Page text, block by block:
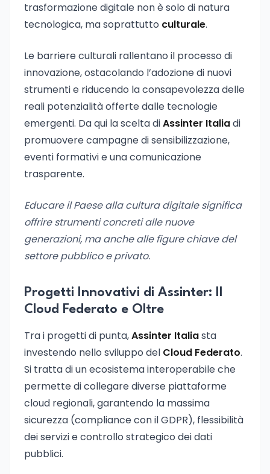
trasformazione digitale non è solo di natura
tecnologica, ma soprattutto culturale.
Le barriere culturali rallentano il processo di
innovazione, ostacolando l’adozione di nuovi
strumenti e riducendo la consapevolezza delle
reali potenzialità offerte dalle tecnologie
emergenti. Da qui la scelta diAssinter Italiadi
promuovere campagne di sensibilizzazione,
eventi formativi e una comunicazione
trasparente.
Educare il Paese alla cultura digitale significa
offrire strumenti concreti alle nuove
generazioni, ma anche alle figure chiave del
settore pubblico e privato.
Progetti Innovativi di Assinter: Il
Cloud Federato e Oltre
Tra i progetti di punta,Assinter Italiasta
investendo nello sviluppo del Cloud Federato.
Si tratta di un ecosistema interoperabile che
permette di collegare diverse piattaforme
cloud regionali, garantendo la massima
sicurezza (compliance con il GDPR), flessibilità
dei servizi e controllo strategico dei dati
pubblici.